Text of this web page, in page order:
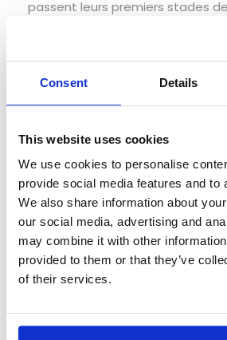
Consent Details
This website uses cookies
We use cookies to personalise
provide social media features and to
We also share information about
our social media, advertising and
may combine it with other
provided to them or that they’ve
of their services.
passent leurs premiers stades
dans les eaux peu profondes de
La production de coquillages
ha et est responsable de près
exportations portugaises de
Une population résidente de 7
l'intérieur des limites du parc,
chiffres peuvent tripler. La
travaille principalement dans
la lagune comme la pêche, la
production de coquillages et
Classée Réserve Naturelle dans
Naturel en 1987 en raison du